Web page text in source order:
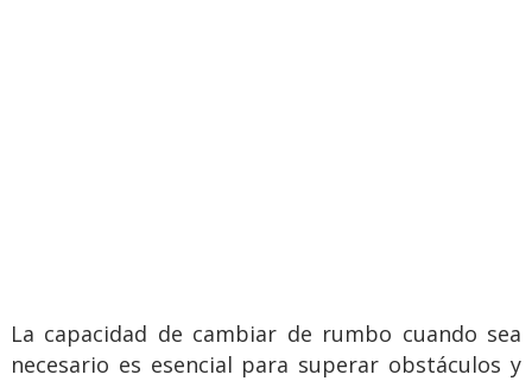
La capacidad de cambiar de rumbo cuando sea
necesario es esencial para superar obstáculos y